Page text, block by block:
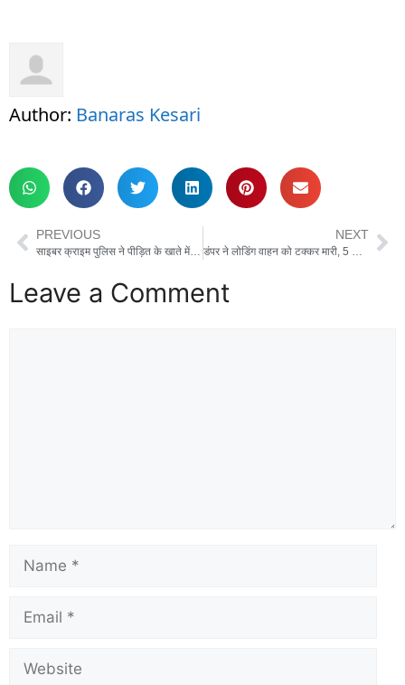
Author: Banaras Kesari
PREVIOUS
साइबर क्राइम पुलिस ने पीड़ित के खाते में वापस कराया 66 हजार रुपए
NEXT
Leave a Comment